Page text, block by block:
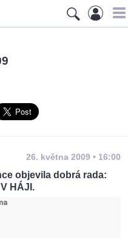
26. května 2009 • 16:00
objevila dobrá rada:
HÁJI.